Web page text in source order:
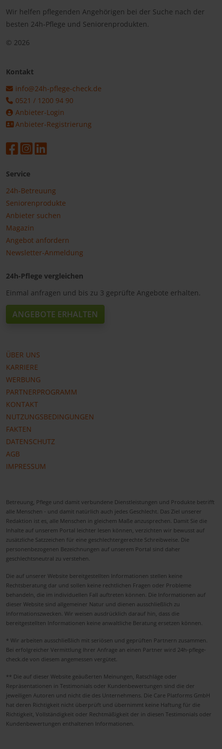
Wir helfen pflegenden Angehörigen bei der Suche nach der
besten 24h-Pflege und Seniorenprodukten.
© 2026
Kontakt
info@24h-pflege-check.de
0521 / 1200 94 90
Anbieter-Login
Anbieter-Registrierung
Service
24h-Betreuung
Seniorenprodukte
Anbieter suchen
Magazin
Angebot anfordern
Newsletter-Anmeldung
24h-Pflege vergleichen
Einmal anfragen und bis zu 3 geprüfte Angebote erhalten.
ANGEBOTE ERHALTEN
ÜBER UNS
KARRIERE
WERBUNG
PARTNERPROGRAMM
KONTAKT
NUTZUNGSBEDINGUNGEN
FAKTEN
DATENSCHUTZ
AGB
IMPRESSUM
Betreuung, Pflege und damit verbundene Dienstleistungen und Produkte betrifft
alle Menschen - und damit natürlich auch jedes Geschlecht. Das Ziel unserer
Redaktion ist es, alle Menschen in gleichem Maße anzusprechen. Damit Sie die
Inhalte auf unserem Portal leichter lesen können, verzichten wir bewusst auf
zusätzliche Satzzeichen für eine geschlechtergerechte Schreibweise. Die
personenbezogenen Bezeichnungen auf unserem Portal sind daher
geschlechtsneutral zu verstehen.
Die auf unserer Website bereitgestellten Informationen stellen keine
Rechtsberatung dar und sollen keine rechtlichen Fragen oder Probleme
behandeln, die im individuellen Fall auftreten können. Die Informationen auf
dieser Website sind allgemeiner Natur und dienen ausschließlich zu
Informationszwecken. Wir weisen ausdrücklich darauf hin, dass die
bereitgestellten Informationen keine anwaltliche Beratung ersetzen können.
* Wir arbeiten ausschließlich mit seriösen und geprüften Partnern zusammen.
Bei erfolgreicher Vermittlung Ihrer Anfrage an einen Partner wird 24h-pflege-
check.de von diesem angemessen vergütet.
** Die auf dieser Website geäußerten Meinungen, Ratschläge oder
Repräsentationen in Testimonials oder Kundenbewertungen sind die der
jeweiligen Autoren und nicht die des Unternehmens. Die Care Platforms GmbH
hat deren Richtigkeit nicht überprüft und übernimmt keine Haftung für die
Richtigkeit, Vollständigkeit oder Rechtmäßigkeit der in diesen Testimonials oder
Kundenbewertungen enthaltenen Informationen.